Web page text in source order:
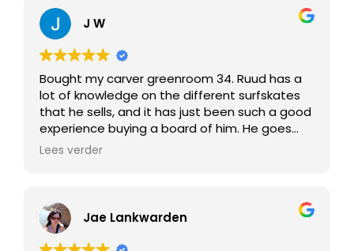
J W
Bought my carver greenroom 34. Ruud has a
lot of knowledge on the different surfskates
that he sells, and it has just been such a good
experience buying a board of him. He goes
skating with you straigth away so you can try
you can buy the best surfskate for your
personal use.
Lees verder
Jae Lankwarden